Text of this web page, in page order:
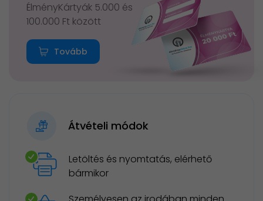
ÉlményKártyák 5.000 és
100.000 Ft között
Tovább
Átvételi módok
Letöltés és nyomtatás, elérhető
bármikor